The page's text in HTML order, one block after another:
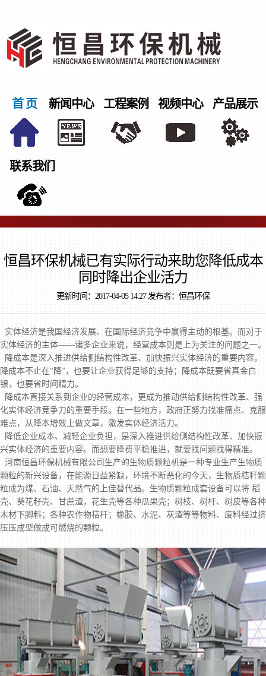
首 页 新闻中心 工程案例 视频中心 产品展示
联系我们
恒昌环保机械已有实际行动来助您降低成本
同时降出企业活力
更新时间：2017-04-05 14:27 发布者：恒昌环保
实体经济是我国经济发展、在国际经济竞争中赢得主动的根基。而对于
实体经济的主体——诸多企业来说，经营成本则是上为关注的问题之一。
降成本是深入推进供给侧结构性改革、加快振兴实体经济的重要内容。
降成本不止在“降”，也要让企业获得足够的支持；降成本既要省真金白
银，也要省时间精力。
降成本直接关系到企业的经营成本，更成为推动供给侧结构性改革、强
化实体经济竞争力的重要手段。在一些地方，政府正努力找准痛点、克服
难点，从降本增效上做文章，激发实体经济活力。
降低企业成本、减轻企业负担，是深入推进供给侧结构性改革、加快振
兴实体经济的重要内容。而想要降费平稳推进，就要找问题找得精准。
河南恒昌环保机械有限公司生产的生物质颗粒机是一种专业生产生物质
颗粒的新兴设备，在能源日益紧缺，环境不断恶化的今天，生物质秸秆颗
粒成为煤、石油、天然气的上佳替代品。生物质颗粒成套设备可以将 稻
壳、葵花籽壳、甘蔗渣，花生壳等各种瓜果壳；树枝、树杆、树皮等各种
木材下脚料；各种农作物秸秆；橡胶、水泥、灰渣等等物料、废料经过挤
压压成型做成可燃烧的颗粒。